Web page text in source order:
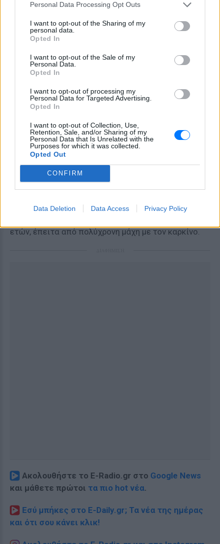
Personal Data Processing Opt Outs
I want to opt-out of the Sharing of my
personal data.
Opted In
I want to opt-out of the Sale of my
Personal Data.
Opted In
I want to opt-out of processing my
Personal Data for Targeted Advertising.
Opted In
I want to opt-out of Collection, Use,
Retention, Sale, and/or Sharing of my
Personal Data that Is Unrelated with the
Purposes for which it was collected.
Opted Out
CONFIRM
Data Deletion Data Access Privacy Policy
την Μαρινέλλα στην Θεσσαλονίκη και η συνεργασία
τους ήταν άκρως επιτυχημένη, ερμηνεύοντας μαζί
μεγάλους συνθέτες, μεταξύ των οποίων ο
Καζαντζίδης ενώθηκε με την Μαρινέλλα και με τα
δεσμά του γάμου, ένας γάμος όμως που κράτησε
μόλις δυο χρόνια. Εφτά χρόνια αργότερα η
Μαρινέλλα θα παντρευτεί τον Τόλη Βοσκόπουλο. Ο
Καζαντζίδης περίμενε 12 χρόνια για να γνωρίσει
την κυρά-Βάσω, τον «θησαυρό», όπως συνήθιζε να
την λέει. Έμειναν μαζί μέχρι τον θάνατό του,,,
Τα πιο γνωστά τραγούδια του είναι η
«Μαντουβάλα», το «Απόψε φίλα με», το «Υπάρχω»,
«Το αγριολούλουδο» κ.α. Το κύκνειο άσμα του ήταν ο
ετών, έπειτα από πολύχρονη μάχη με τον καρκίνο.
Ακολουθήστε το E-Radio.gr στο Google News
και μάθετε πρώτοι τα πιο hot νέα.
Εσύ μπήκες στο E-Daily.gr; Τα νέα της ημέρας
και ότι σου κάνει κλικ!